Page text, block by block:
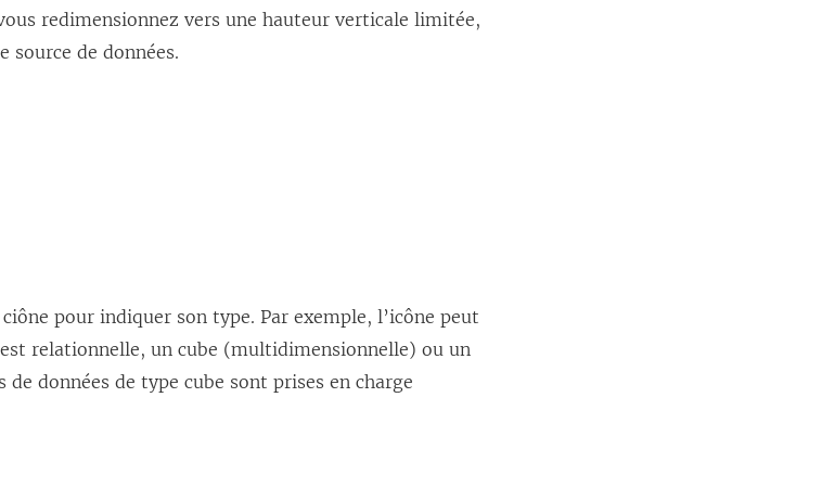
redimensionnez vers une hauteur verticale limitée,
source de données.
pour indiquer son type. Par exemple, l’icône peut
relationnelle, un cube (multidimensionnelle) ou un
de données de type cube sont prises en charge